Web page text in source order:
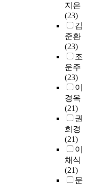
지은
(23)
김
준환
(23)
조
운주
(23)
이
경옥
(21)
권
희경
(21)
이
채식
(21)
문